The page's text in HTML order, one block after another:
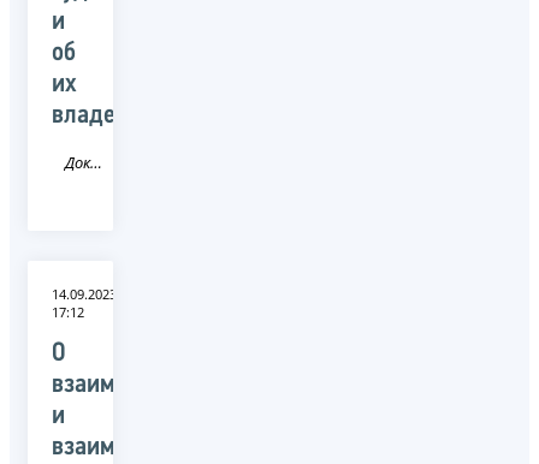
и
об
их
владельцах
Документ
14.09.2023
17:12
О
взаимодействии
и
взаимном